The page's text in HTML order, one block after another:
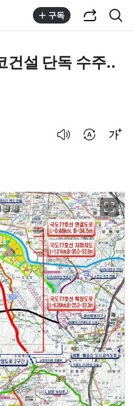
구독
건설 단독 수주..